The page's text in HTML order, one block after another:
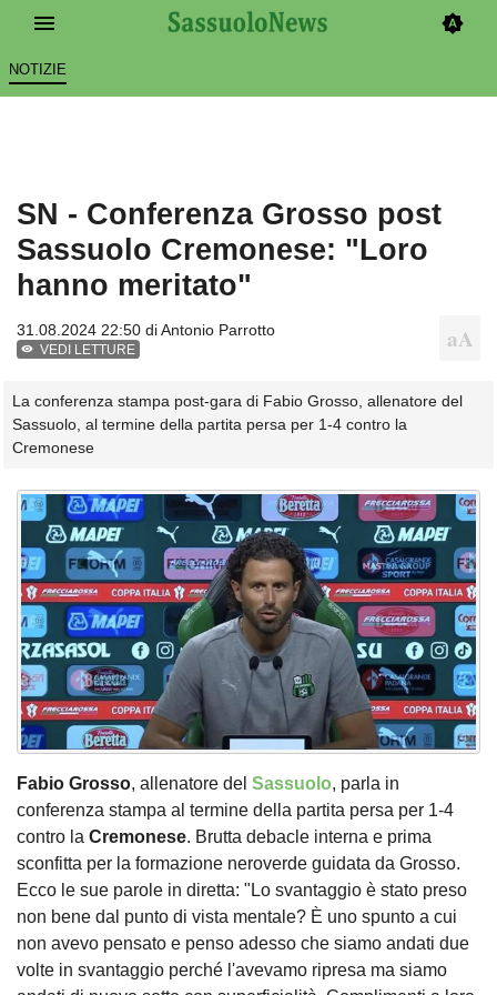
NOTIZIE
SN - Conferenza Grosso post
Sassuolo Cremonese: "Loro
hanno meritato"
31.08.2024 22:50 diAntonio Parrotto
VEDI LETTURE
La conferenza stampa post-gara di Fabio Grosso, allenatore del
Sassuolo, al termine della partita persa per 1-4 contro la
Cremonese
Fabio Grosso, allenatore del Sassuolo, parla in
conferenza stampa al termine della partita persa per 1-4
contro la Cremonese. Brutta debacle interna e prima
sconfitta per la formazione neroverde guidata da Grosso.
Ecco le sue parole in diretta: "Lo svantaggio è stato preso
non bene dal punto di vista mentale? È uno spunto a cui
non avevo pensato e penso adesso che siamo andati due
volte in svantaggio perché l'avevamo ripresa ma siamo